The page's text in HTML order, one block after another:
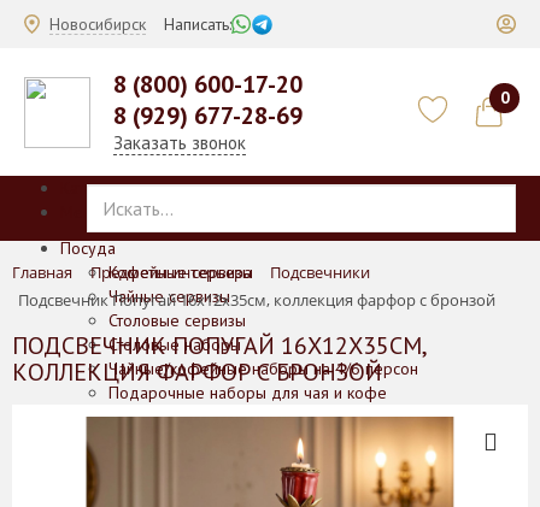
Новосибирск Написать:
8 (800) 600-17-20
8 (929) 677-28-69
Заказать звонок
0
Каталог
Посуда
Кофейные сервизы
Чайные сервизы
Столовые сервизы
Столовые наборы
Чайные/кофейные наборы на 4/6 персон
Подарочные наборы для чая и кофе
Отдельные предметы
Баночки для печенья/меда/горчицы
Блюда для выпечки
Главная Предметы интерьера
Подсвечники
Подсвечник Попугай 16х12х35см, коллекция фарфор с бронзой
ПОДСВЕЧНИК ПОПУГАЙ 16Х12Х35СМ,
КОЛЛЕКЦИЯ ФАРФОР С БРОНЗОЙ